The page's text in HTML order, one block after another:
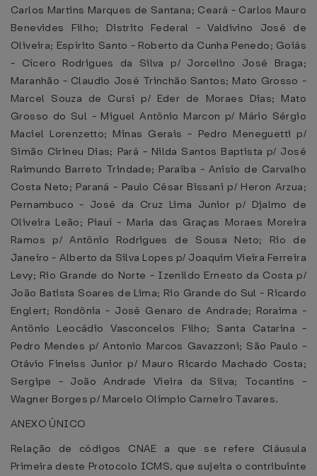
Carlos Martins Marques de Santana; Ceará - Carlos Mauro
Benevides Filho; Distrito Federal - Valdivino José de
Oliveira; Espírito Santo - Roberto da Cunha Penedo; Goiás
- Cícero Rodrigues da Silva p/ Jorcelino José Braga;
Maranhão - Claudio José Trinchão Santos; Mato Grosso -
Marcel Souza de Cursi p/ Eder de Moraes Dias; Mato
Grosso do Sul - Miguel Antônio Marcon p/ Mário Sérgio
Maciel Lorenzetto; Minas Gerais - Pedro Meneguetti p/
Simão Cirineu Dias; Pará - Nilda Santos Baptista p/ José
Raimundo Barreto Trindade; Paraíba - Anisio de Carvalho
Costa Neto; Paraná - Paulo César Bissani p/ Heron Arzua;
Pernambuco - José da Cruz Lima Junior p/ Djalmo de
Oliveira Leão; Piauí - Maria das Graças Moraes Moreira
Ramos p/ Antônio Rodrigues de Sousa Neto; Rio de
Janeiro - Alberto da Silva Lopes p/ Joaquim Vieira Ferreira
Levy; Rio Grande do Norte - Izenildo Ernesto da Costa p/
João Batista Soares de Lima; Rio Grande do Sul - Ricardo
Englert; Rondônia - José Genaro de Andrade; Roraima -
Antônio Leocádio Vasconcelos Filho; Santa Catarina -
Pedro Mendes p/ Antonio Marcos Gavazzoni; São Paulo -
Otávio Fineiss Junior p/ Mauro Ricardo Machado Costa;
Sergipe - João Andrade Vieira da Silva; Tocantins -
Wagner Borges p/ Marcelo Olímpio Carneiro Tavares.
ANEXO ÚNICO
Relação de códigos CNAE a que se refere Cláusula
Primeira deste Protocolo ICMS, que sujeita o contribuinte